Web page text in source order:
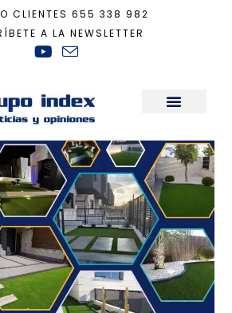
CLIENTES 655 338 982
A LA NEWSLETTER